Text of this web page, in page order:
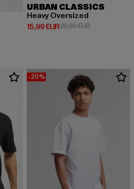
promotion: 22,99 EUR
URBAN CLASSICS
Heavy Oversized
15,99 EUR
Prix courant: 15,99 EUR
22,99 EURPrix en
-20%